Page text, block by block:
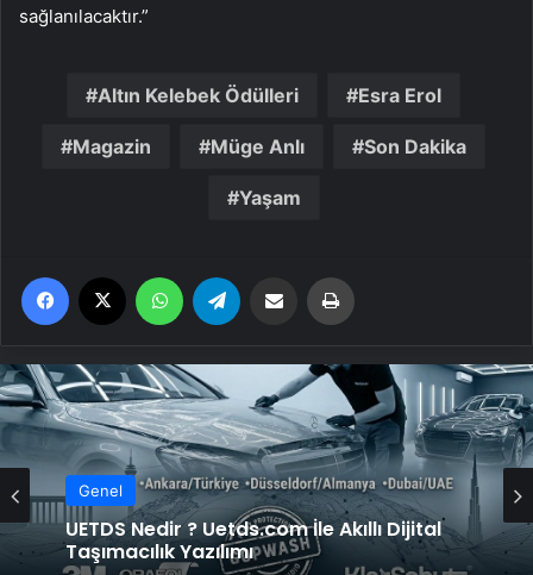
sağlanılacaktır.”
Altın Kelebek Ödülleri Esra Erol
Magazin Müge Anlı Son Dakika
Yaşam
Facebook WhatsApp Email'den paylaş
Genel
UETDS Nedir ? Uetds.com İle Akıllı Dijital
Taşımacılık Yazılımı